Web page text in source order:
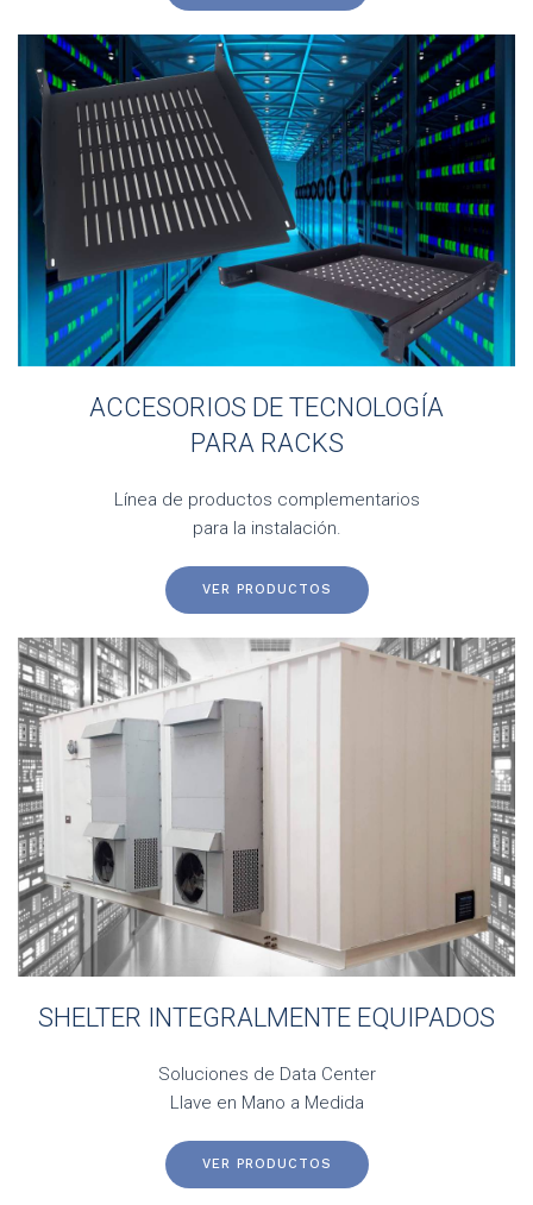
ACCESORIOS DE TECNOLOGÍA
PARA RACKS
Línea de productos complementarios
para la instalación.
VER PRODUCTOS
SHELTER INTEGRALMENTE EQUIPADOS
Soluciones de Data Center
Llave en Mano a Medida
VER PRODUCTOS